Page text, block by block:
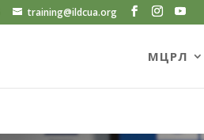
training@ildcua.org
МЦРЛ